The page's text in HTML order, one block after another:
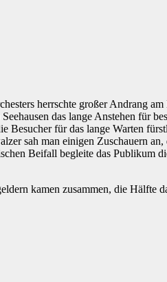
herrschte großer Andrang
das lange Anstehen für
für das lange Warten
sah man einigen Zuschauern
Beifall begleite das
kamen zusammen, die